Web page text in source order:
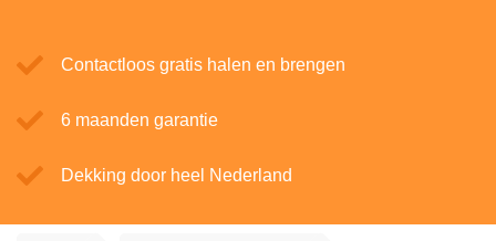
Contactloos gratis halen en brengen
6 maanden garantie
Dekking door heel Nederland